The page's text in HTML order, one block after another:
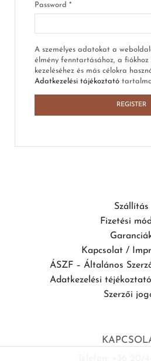
Password*
A személyes adatokat a
élmény fenntartásához, a fiókhoz
kezeléséhez és más célokra
Adatkezelési tájékoztató
REGISTER
Szállítás
Fizetési
Kapcsolat /
ÁSZF – Általános
Adatkezelési
Szerzői